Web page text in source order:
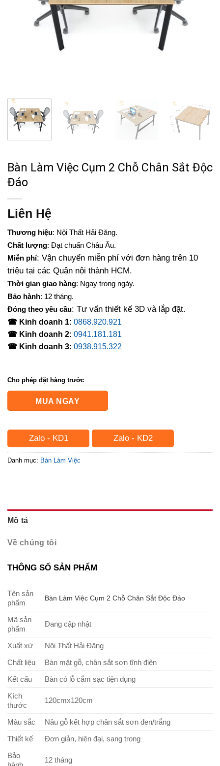
Bàn Làm Việc Cụm 2 Chỗ Chân Sắt Độc
Đáo
Liên Hệ
Thương hiệu: Nội Thất Hải Đăng.
Chất lượng: Đạt chuẩn Châu Âu.
Miễn phí: Vận chuyển miễn phí với đơn hàng trên 10
triệu tại các Quận nội thành HCM.
Thời gian giao hàng: Ngay trong ngày.
Bảo hành: 12 tháng.
Đóng theo yêu cầu: Tư vấn thiết kế 3D và lắp đặt.
☎ Kinh doanh 1: 0868.920.921
☎ Kinh doanh 2: 0941.181.181
☎ Kinh doanh 3: 0938.915.322
Cho phép đặt hàng trước
MUA NGAY
Zalo - KD1 Zalo - KD2
Danh mục: Bàn Làm Việc
Mô tả
Về chúng tôi
THÔNG SỐ SẢN PHẨM
Tên sản
phẩm
Bàn Làm Việc Cụm 2 Chỗ Chân Sắt Độc Đáo
Mã sản
phẩm
Đang cập nhật
Xuất xứ
Nội Thất Hải Đăng
Chất liệu
Bàn mặt gỗ, chân sắt sơn tĩnh điện
Kết cấu
Bàn có lỗ cắm sạc tiện dụng
Kích
thước
120cmx120cm
Màu sắc
Nâu gỗ kết hợp chân sắt sơn đen/trắng
Thiết kế
Đơn giản, hiện đại, sang trọng
Bảo
12 tháng